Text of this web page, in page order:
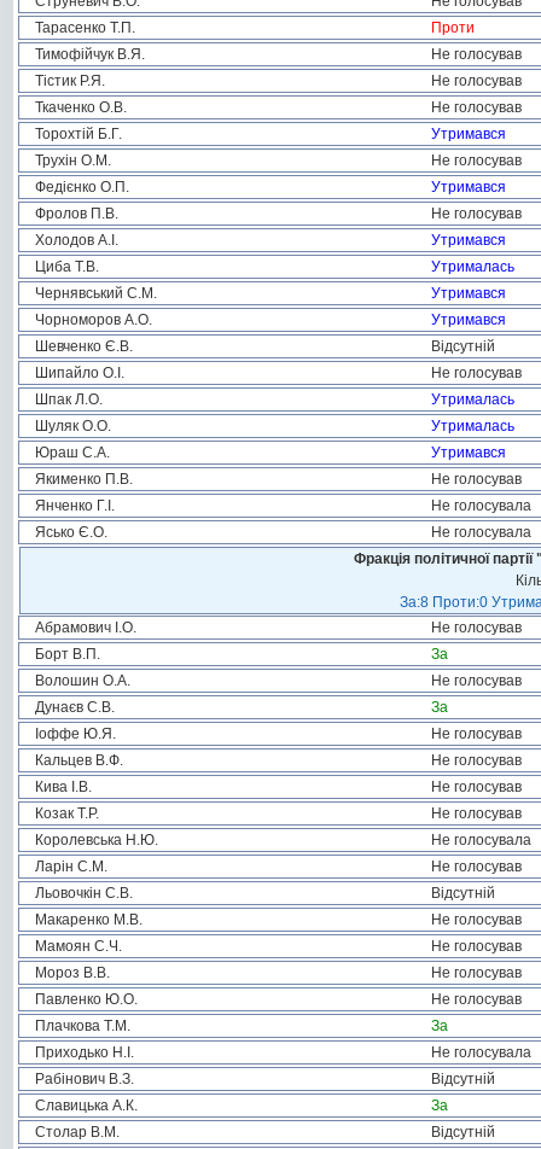
Тарасенко Т.П.
Проти
Тимофійчук В.Я.
Не голосував
Тістик Р.Я.
Не голосував
Ткаченко О.В.
Не голосував
Торохтій Б.Г.
Утримався
Трухін О.М.
Не голосував
Федієнко О.П.
Утримався
Фролов П.В.
Не голосував
Холодов А.І.
Утримався
Циба Т.В.
Утрималась
Чернявський С.М.
Утримався
Чорноморов А.О.
Утримався
Шевченко Є.В.
Відсутній
Шипайло О.І.
Не голосував
Шпак Л.О.
Утрималась
Шуляк О.О.
Утрималась
Юраш С.А.
Утримався
Якименко П.В.
Не голосував
Янченко Г.І.
Не голосувала
Ясько Є.О.
Не голосувала
Фракція політичної
За:8 Проти:0
Абрамович І.О.
Не голосував
Борт В.П.
За
Волошин О.А.
Не голосував
Дунаєв С.В.
За
Іоффе Ю.Я.
Не голосував
Кальцев В.Ф.
Не голосував
Кива І.В.
Не голосував
Козак Т.Р.
Не голосував
Королевська Н.Ю.
Не голосувала
Ларін С.М.
Не голосував
Льовочкін С.В.
Відсутній
Макаренко М.В.
Не голосував
Мамоян С.Ч.
Не голосував
Мороз В.В.
Не голосував
Павленко Ю.О.
Не голосував
Плачкова Т.М.
За
Приходько Н.І.
Не голосувала
Рабінович В.З.
Відсутній
Славицька А.К.
За
Столар В.М.
Відсутній